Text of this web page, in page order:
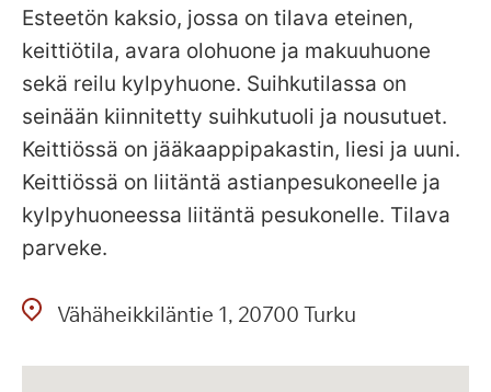
Esteetön kaksio, jossa on tilava eteinen,
keittiötila, avara olohuone ja makuuhuone
sekä reilu kylpyhuone. Suihkutilassa on
seinään kiinnitetty suihkutuoli ja nousutuet.
Keittiössä on jääkaappipakastin, liesi ja uuni.
Keittiössä on liitäntä astianpesukoneelle ja
kylpyhuoneessa liitäntä pesukonelle. Tilava
parveke.
Vähäheikkiläntie 1 20700 Turku